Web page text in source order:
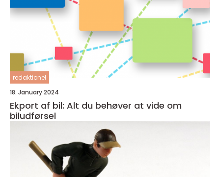
redaktionel
18. January 2024
Ekport af bil: Alt du behøver at vide om
biludførsel